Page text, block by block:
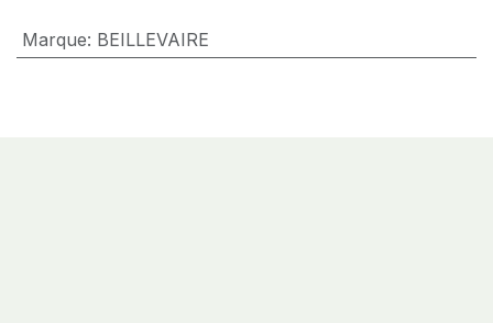
Marque: BEILLEVAIRE